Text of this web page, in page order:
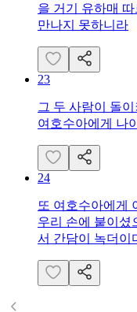
을 거기 유하매
만나지 못하니라
23
그 두 사람이 돌
여호수아에게 나
24
또 여호수아에게
우리 손에 붙이셨
서 간담이 녹더이